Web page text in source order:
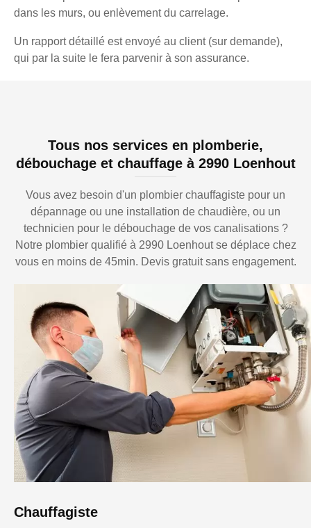
dans les murs, ou enlèvement du carrelage.
Un rapport détaillé est envoyé au client (sur demande),
qui par la suite le fera parvenir à son assurance.
Tous nos services en plomberie,
débouchage et chauffage à 2990 Loenhout
Vous avez besoin d'un plombier chauffagiste pour un
dépannage ou une installation de chaudière, ou un
technicien pour le débouchage de vos canalisations ?
Notre plombier qualifié à 2990 Loenhout se déplace chez
vous en moins de 45min. Devis gratuit sans engagement.
Chauffagiste